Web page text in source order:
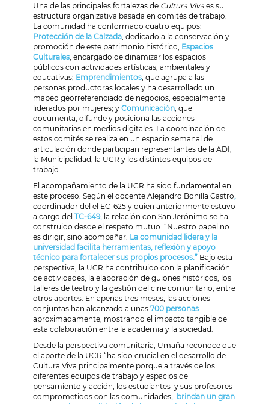
Una de las principales fortalezas de Cultura Viva es su
estructura organizativa basada en comités de trabajo.
La comunidad ha conformado cuatro equipos:
Protección de la Calzada , dedicado a la conservación y
promoción de este patrimonio histórico; Espacios
Culturales , encargado de dinamizar los espacios
públicos con actividades artísticas, ambientales y
educativas; Emprendimientos , que agrupa a las
personas productoras locales y ha desarrollado un
mapeo georreferenciado de negocios, especialmente
liderados por mujeres; y Comunicación , que
documenta, difunde y posiciona las acciones
comunitarias en medios digitales. La coordinación de
estos comités se realiza en un espacio semanal de
articulación donde participan representantes de la ADI,
la Municipalidad, la UCR y los distintos equipos de
trabajo.
El acompañamiento de la UCR ha sido fundamental en
este proceso. Según el docente Alejandro Bonilla Castro,
coordinador del el EC-625 y quien anteriormente estuvo
a cargo del TC-649, la relación con San Jerónimo se ha
construido desde el respeto mutuo. “Nuestro papel no
es dirigir, sino acompañar. La comunidad lidera y la
universidad facilita herramientas, reflexión y apoyo
técnico para fortalecer sus propios procesos.” Bajo esta
perspectiva, la UCR ha contribuido con la planificación
de actividades, la elaboración de guiones históricos, los
talleres de teatro y la gestión del cine comunitario, entre
otros aportes. En apenas tres meses, las acciones
conjuntas han alcanzado a unas 700 personas
aproximadamente , mostrando el impacto tangible de
esta colaboración entre la academia y la sociedad.
Desde la perspectiva comunitaria, Umaña reconoce que
el aporte de la UCR “ha sido crucial en el desarrollo de
Cultura Viva principalmente porque a través de los
diferentes equipos de trabajo y espacios de
pensamiento y acción, los estudiantes y sus profesores
comprometidos con las comunidades, brindan un gran